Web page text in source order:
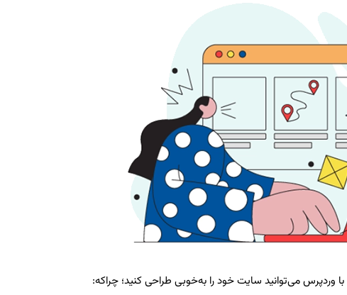
وردپرس می‌توانید سایت خود را به‌خوبی طراحی کنید؛ چراکه: